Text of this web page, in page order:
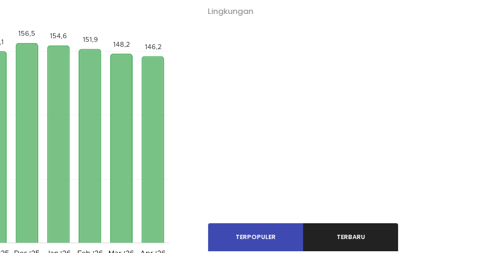
Lingkungan
TERPOPULER TERBARU